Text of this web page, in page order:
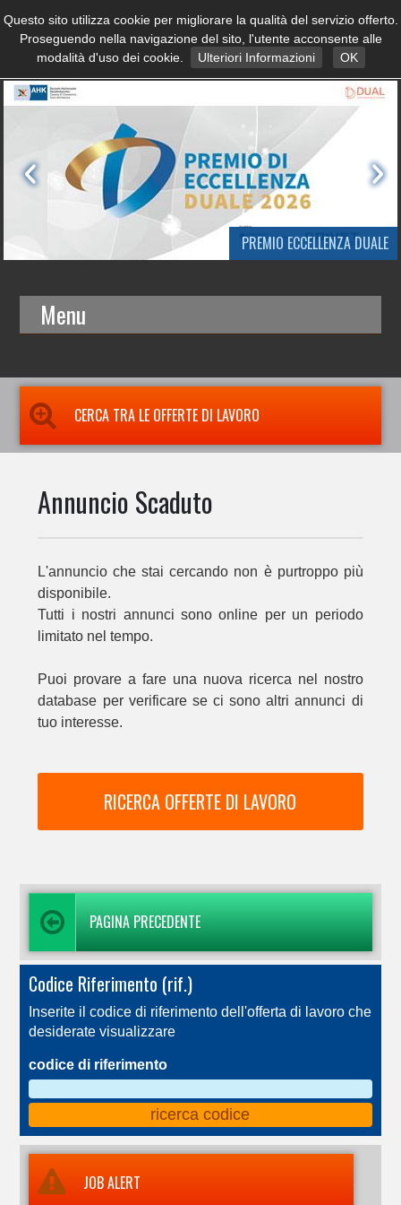
PREMIO ECCELLENZA DUALE
Menu
CERCA TRA LE OFFERTE DI LAVORO
Annuncio Scaduto
L'annuncio che stai cercando non è purtroppo più
disponibile.
Tutti i nostri annunci sono online per un periodo
limitato nel tempo.
Puoi provare a fare una nuova ricerca nel nostro
database per verificare se ci sono altri annunci di
tuo interesse.
RICERCA OFFERTE DI LAVORO
PAGINA PRECEDENTE
Codice Riferimento (rif.)
Inserite il codice di riferimento dell'offerta di lavoro che
desiderate visualizzare
codice di riferimento
JOB ALERT
Questo sito utilizza cookie per migliorare la qualità del servizio offerto.
Proseguendo nella navigazione del sito, l'utente acconsente alle
modalità d'uso dei cookie.
Ulteriori Informazioni OK